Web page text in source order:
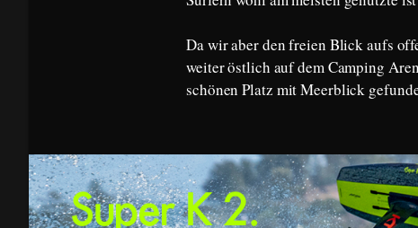
Da wir aber den freien Blick aufs
weiter östlich auf dem Camping
schönen Platz mit Meerblick